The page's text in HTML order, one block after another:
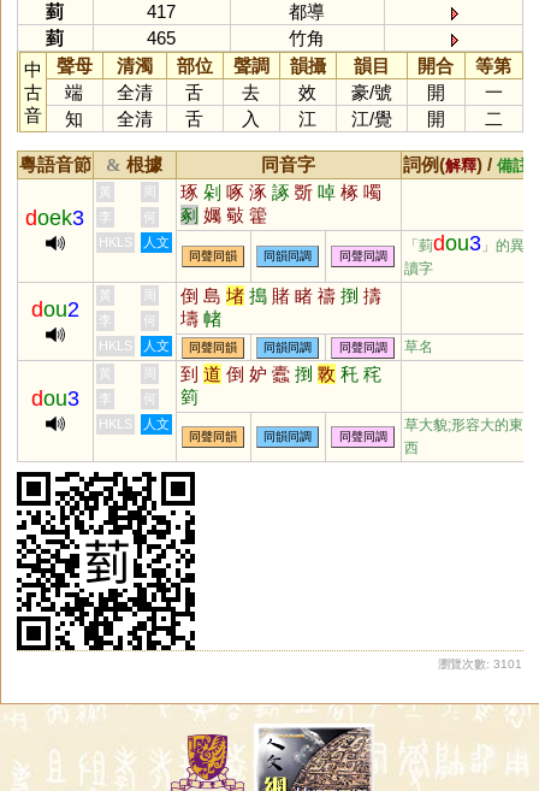
菿
417
都導
菿
465
竹角
中
古
音
聲母 清濁 部位 聲調 韻攝 韻目 開合
等第
端
全清 舌 去 效 豪/號 開
一
知
全清 舌 入 江 江/覺 開 二
粵語音節 & 根據 同音字 詞例(解釋) / 備註
doek3
黃 周 琢 剁 啄 涿 諑 斲 啅 椓 噣
剢 孎 斀 籗
李
何
HKLS
人文
同聲同韻 同韻同調 同聲同調
「菿dou3 」的異
讀字
dou2
黃 周 倒 島 堵 搗 賭 睹 禱 捯 擣
壔 帾
李
何
HKLS
人文 同聲同韻 同韻同調 同聲同調 草名
dou3
黃 周 到 道 倒 妒 蠹 捯 斁 秅 秺
箌
李
何
HKLS
人文
同聲同韻 同韻同調 同聲同調
草大貌;形容大的東
西
瀏覽次數: 3101